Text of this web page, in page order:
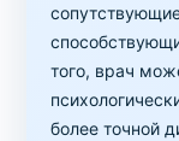
того, врач
более точной